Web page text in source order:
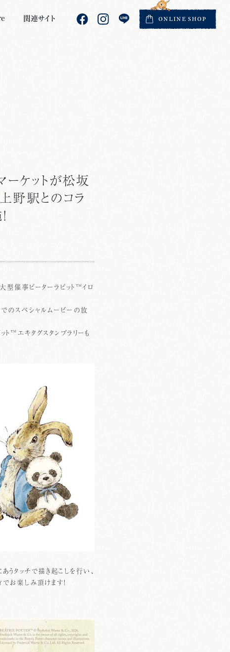
関連サイト ONLINE SHOP
ケットが松坂
野駅とのコラ
催事ピーターラビット™イロ
のスペシャルムービーの放
ト™エキタグスタンプラリーも
うタッチで描き起こしを行い、
でお楽しみ頂けます！